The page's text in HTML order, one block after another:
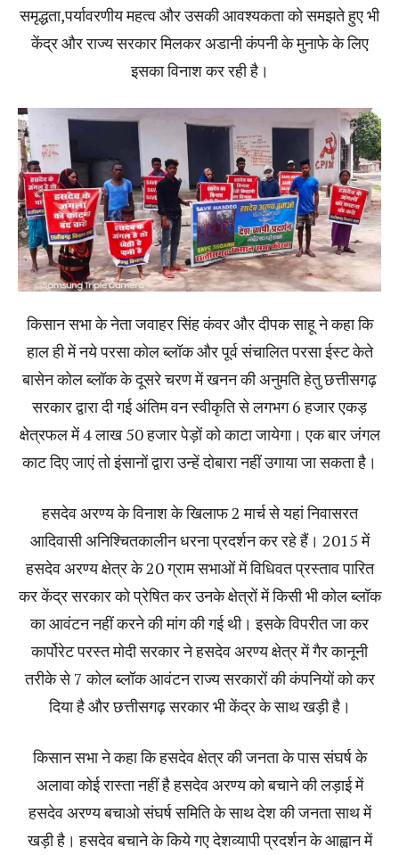
समृद्धता,पर्यावरणीय महत्व और उसकी आवश्यकता को समझते हुए भी
केंद्र और राज्य सरकार मिलकर अडानी कंपनी के मुनाफे के लिए
इसका विनाश कर रही है।
किसान सभा के नेता जवाहर सिंह कंवर और दीपक साहू ने कहा कि
हाल ही में नये परसा कोल ब्लॉक और पूर्व संचालित परसा ईस्ट केते
बासेन कोल ब्लॉक के दूसरे चरण में खनन की अनुमति हेतु छत्तीसगढ़
सरकार द्वारा दी गई अंतिम वन स्वीकृति से लगभग 6 हजार एकड़
क्षेत्रफल में 4 लाख 50 हजार पेड़ों को काटा जायेगा। एक बार जंगल
काट दिए जाएं तो इंसानों द्वारा उन्हें दोबारा नहीं उगाया जा सकता है।
हसदेव अरण्य के विनाश के खिलाफ 2 मार्च से यहां निवासरत
आदिवासी अनिश्चितकालीन धरना प्रदर्शन कर रहे हैं। 2015 में
हसदेव अरण्य क्षेत्र के 20 ग्राम सभाओं में विधिवत प्रस्ताव पारित
कर केंद्र सरकार को प्रेषित कर उनके क्षेत्रों में किसी भी कोल ब्लॉक
का आवंटन नहीं करने की मांग की गई थी। इसके विपरीत जा कर
कार्पोरेट परस्त मोदी सरकार ने हसदेव अरण्य क्षेत्र में गैर कानूनी
तरीके से 7 कोल ब्लॉक आवंटन राज्य सरकारों की कंपनियों को कर
दिया है और छत्तीसगढ़ सरकार भी केंद्र के साथ खड़ी है।
किसान सभा ने कहा कि हसदेव क्षेत्र की जनता के पास संघर्ष के
अलावा कोई रास्ता नहीं है हसदेव अरण्य को बचाने की लड़ाई में
हसदेव अरण्य बचाओ संघर्ष समिति के साथ देश की जनता साथ में
खड़ी है। हसदेव बचाने के किये गए देशव्यापी प्रदर्शन के आह्वान में